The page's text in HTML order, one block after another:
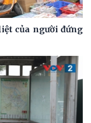
của người đứng